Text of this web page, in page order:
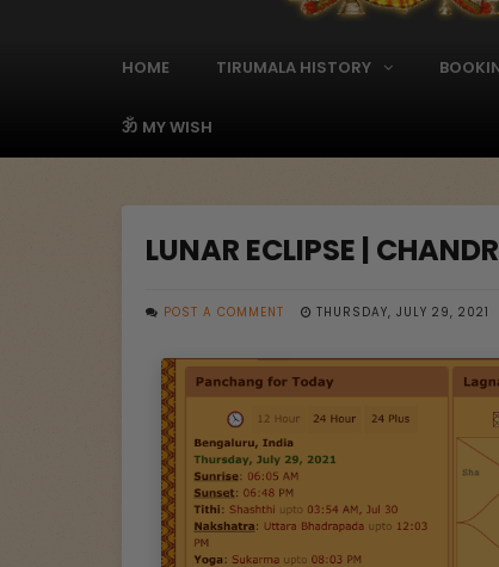
s
M
i
e
HOME TIRUMALA HISTORY
ॐ MY WISH
LUNAR ECLIPSE |
POST A COMMENT THURSDAY, JULY 29, 2021